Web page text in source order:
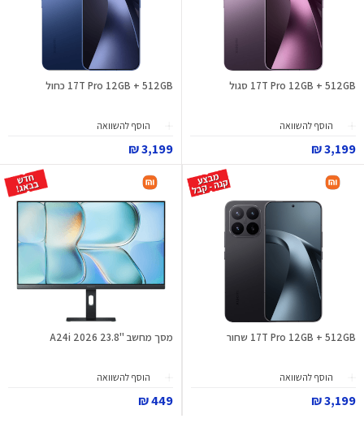
17T Pro 12GB + 512GB סגול
הוסף להשוואה
3,199 ₪
17T Pro 12GB + 512GB כחול
הוסף להשוואה
3,199 ₪
17T Pro 12GB + 512GB שחור
הוסף להשוואה
3,199 ₪
מסך מחשב "23.8 A24i 2026
הוסף להשוואה
449 ₪